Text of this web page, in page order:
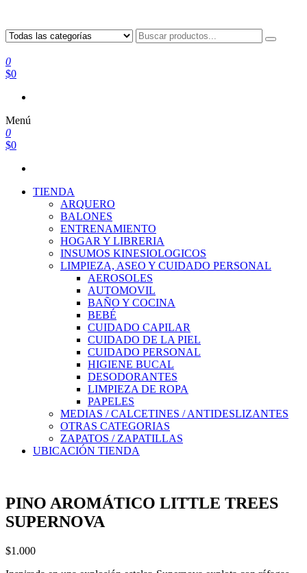
0
$0
Menú
0
$0
TIENDA
ARQUERO
BALONES
ENTRENAMIENTO
HOGAR Y LIBRERIA
INSUMOS KINESIOLOGICOS
LIMPIEZA, ASEO Y CUIDADO PERSONAL
AEROSOLES
AUTOMOVIL
BAÑO Y COCINA
BEBÉ
CUIDADO CAPILAR
CUIDADO DE LA PIEL
CUIDADO PERSONAL
HIGIENE BUCAL
DESODORANTES
LIMPIEZA DE ROPA
PAPELES
MEDIAS / CALCETINES / ANTIDESLIZANTES
OTRAS CATEGORIAS
ZAPATOS / ZAPATILLAS
UBICACIÓN TIENDA
PINO AROMÁTICO LITTLE TREES
SUPERNOVA
$1.000